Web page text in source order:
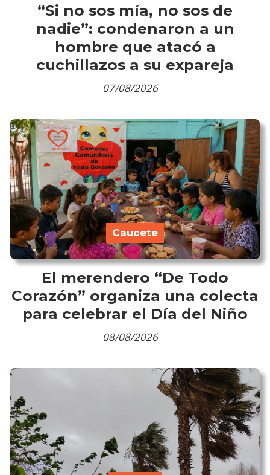
“Si no sos mía, no sos de
nadie”: condenaron a un
hombre que atacó a
cuchillazos a su expareja
07/08/2026
El merendero “De Todo
Corazón” organiza una colecta
para celebrar el Día del Niño
Caucete
08/08/2026